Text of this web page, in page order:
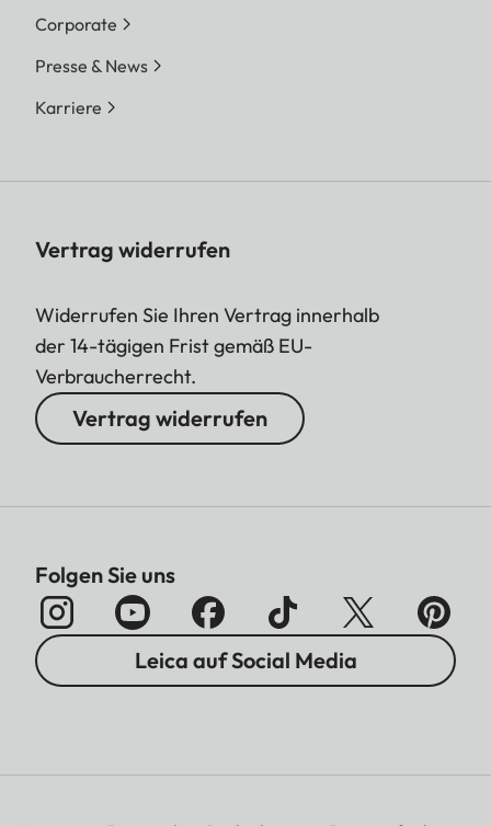
Corporate
Presse & News
Karriere
Vertrag widerrufen
Widerrufen Sie Ihren Vertrag innerhalb
der 14-tägigen Frist gemäß EU-
Verbraucherrecht.
Vertrag widerrufen
Folgen Sie uns
Leica auf Social Media